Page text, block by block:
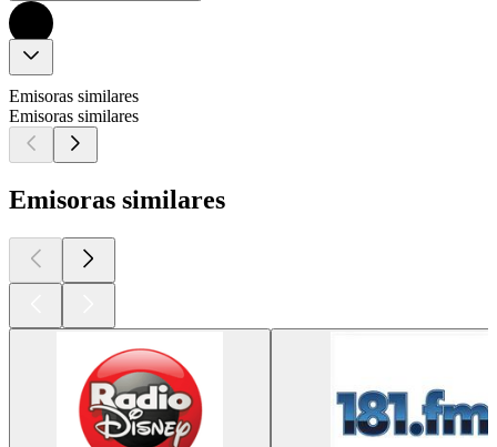
Emisoras similares
Emisoras similares
Emisoras similares